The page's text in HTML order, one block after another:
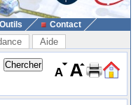
Outils Contact
Aide